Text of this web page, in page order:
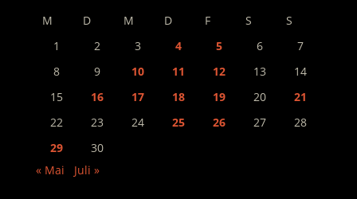
M D M D F S
S
1
2 3 4 5 6
7
8
9 10 11 12 13
14
15
16 17 18 19 20
21
22
23 24 25 26 27
28
29
30
« Mai
Juli »